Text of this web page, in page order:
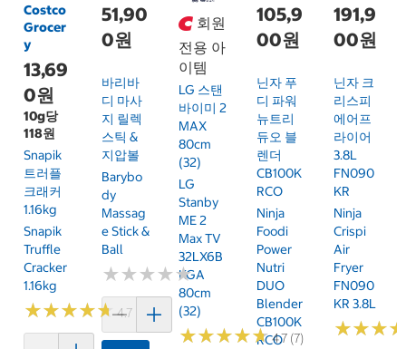
Costco
Grocer
y
13,69
0원
10g당
118원
Snapik
트러플
크래커
1.16kg
Snapik
Truffle
Cracker
1.16kg
★★★★★
★★★★★4.7 (159)
51,90
0원
바리바
디 마사
지 릴렉
스틱 &
지압볼
Barybo
Dy
Massag
E Stick &
Ball
★★★★★
★★★★★
회원
전용 아
이템
LG 스탠
바이미 2
MAX
80cm
(32)
LG
Stanby
ME 2
Max TV
32LX6B
KGA
80cm
(32)
★★★★★
★★★★★4.7 (7)
105,9
00원
닌자 푸
디 파워
뉴트리
듀오 블
렌더
CB100K
RCO
Ninja
Foodi
Power
Nutri
DUO
Blender
CB100K
RCO
191,9
00원
닌자 크
리스피
에어프
라이어
3.8L
FN090
KR
Ninja
Crispi
Air
Fryer
FN090
KR 3.8L
★★★
★★★